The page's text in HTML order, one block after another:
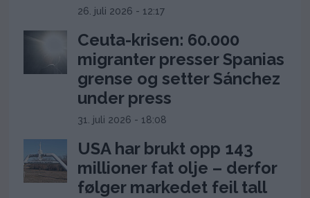
26. juli 2026 - 12:17
Ceuta-krisen: 60.000
migranter presser Spanias
grense og setter Sánchez
under press
31. juli 2026 - 18:08
USA har brukt opp 143
millioner fat olje – derfor
følger markedet feil tall